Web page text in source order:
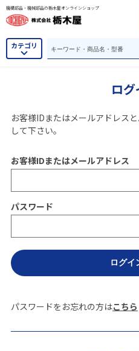
機構部品・機械部品の栃木屋オンラインショップ
カテゴリ
ロ
お客様IDまたはメールアドレス と
して下さい。
お客様IDまたはメールアドレス
パスワード
パスワードをお忘れの方はこちら